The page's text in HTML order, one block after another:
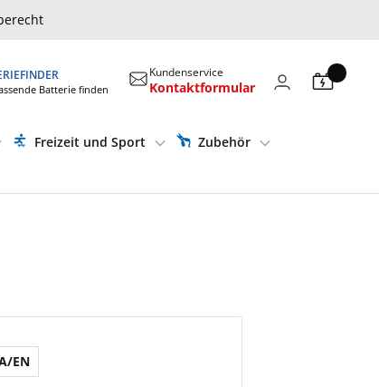
Batterie finden
Kundenservice
Kontaktformular
Freizeit und Sport
Zubehör
EN